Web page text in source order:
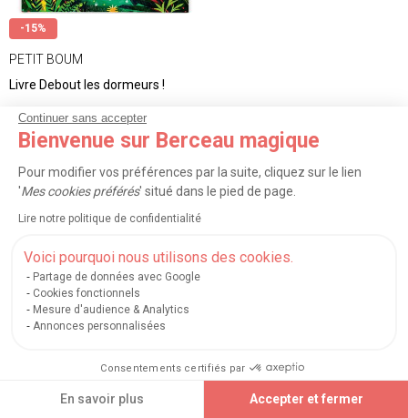
Continuer sans accepter
Bienvenue sur Berceau magique
Pour modifier vos préférences par la suite, cliquez sur le lien
'Mes cookies préférés' situé dans le pied de page.
Lire notre politique de confidentialité
Voici pourquoi nous utilisons des cookies.
Partage de données avec Google
Cookies fonctionnels
Mesure d'audience & Analytics
Annonces personnalisées
Consentements certifiés par
En savoir plus Accepter et fermer
-15%
PETIT BOUM
Livre Debout les dormeurs !
11.47€13.50 €
Vous avez vu60articles sur 301
< 1 2
TRIER FILTRER (1)